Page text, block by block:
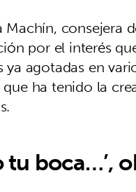
Machín, consejera
por el interés
ya agotadas en
ha tenido la
tu boca…’,